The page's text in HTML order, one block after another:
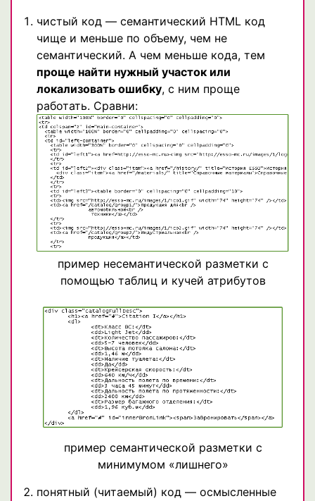
чистый код — семантический HTML код
чище и меньше по объему, чем не
семантический. А чем меньше кода, тем
проще найти нужный участок или
локализовать ошибку, с ним проще
работать. Сравни:
пример несемантической разметки с
помощью таблиц и кучей атрибутов
пример семантической разметки с
минимумом «лишнего»
понятный (читаемый) код — осмысленные